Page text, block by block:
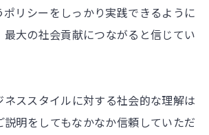
リシーをしっかり実践できるように
最大の社会貢献につながると信じてい
ススタイルに対する社会的な理解は
説明をしてもなかなか信頼していただ